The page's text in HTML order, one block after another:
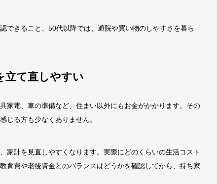
できること、50代以降では、通院や買い物のしやすさを暮ら
立て直しやすい
家電、車の準備など、住まい以外にもお金がかかります。その
じる方も少なくありません。
家計を見直しやすくなります。実際にどのくらいの生活コスト
育費や老後資金とのバランスはどうかを確認してから、持ち家